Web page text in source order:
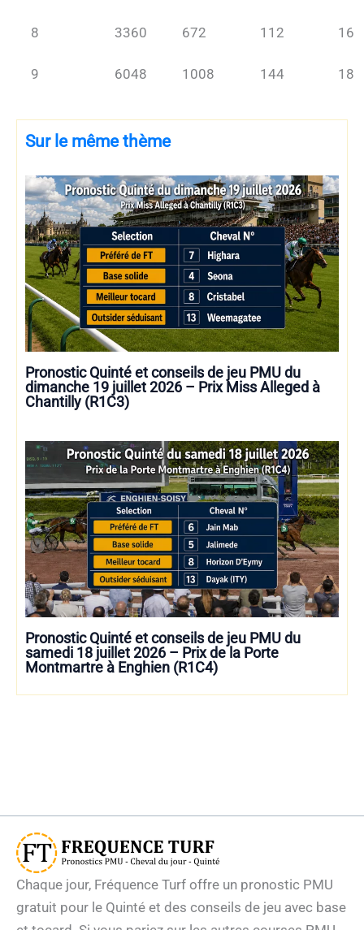
8 3360 672 112 16
9 6048 1008 144 18
Sur le même thème
Pronostic Quinté et conseils de jeu PMU du
dimanche 19 juillet 2026 – Prix Miss Alleged à
Chantilly (R1C3)
Pronostic Quinté et conseils de jeu PMU du
samedi 18 juillet 2026 – Prix de la Porte
Montmartre à Enghien (R1C4)
Chaque jour, Fréquence Turf offre un pronostic PMU
gratuit pour le Quinté et des conseils de jeu avec base